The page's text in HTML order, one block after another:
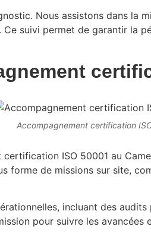
Nous assistons dans
suivi permet de garantir la
Accompagnement certification
certification ISO 50001 au
forme de missions sur site,
incluant des
pour suivre les avancées